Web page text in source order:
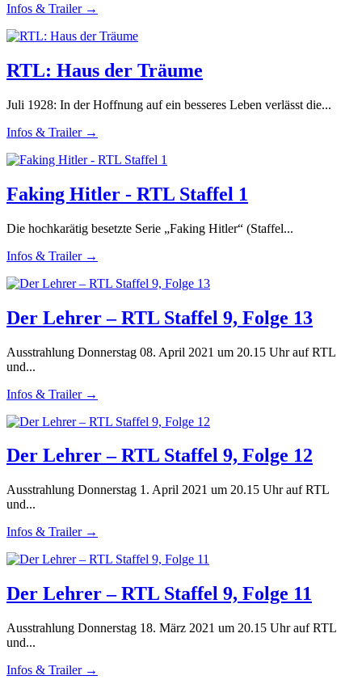
Infos & Trailer →
RTL: Haus der Träume
Juli 1928: In der Hoffnung auf ein besseres Leben verlässt die...
Infos & Trailer →
Faking Hitler - RTL Staffel 1
Die hochkarätig besetzte Serie „Faking Hitler“ (Staffel...
Infos & Trailer →
Der Lehrer – RTL Staffel 9, Folge 13
Ausstrahlung Donnerstag 08. April 2021 um 20.15 Uhr auf RTL
und...
Infos & Trailer →
Der Lehrer – RTL Staffel 9, Folge 12
Ausstrahlung Donnerstag 1. April 2021 um 20.15 Uhr auf RTL
und...
Infos & Trailer →
Der Lehrer – RTL Staffel 9, Folge 11
Ausstrahlung Donnerstag 18. März 2021 um 20.15 Uhr auf RTL
und...
Infos & Trailer →